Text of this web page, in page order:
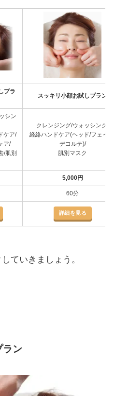
プラ
スッキリ小顔お試しプラン
シン
ケア/
ア/
/肌別
クレンジング/ウォッシング/
経絡ハンドケア(ヘッド/フェイ
デコルテ)/
肌別マスク
5,000円
60分
詳細を見る
ていきましょう。
ラン